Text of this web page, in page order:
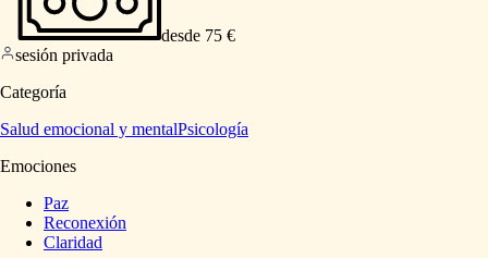
desde 75 €
sesión privada
Categoría
Salud emocional y mentalPsicología
Emociones
Paz
Reconexión
Claridad